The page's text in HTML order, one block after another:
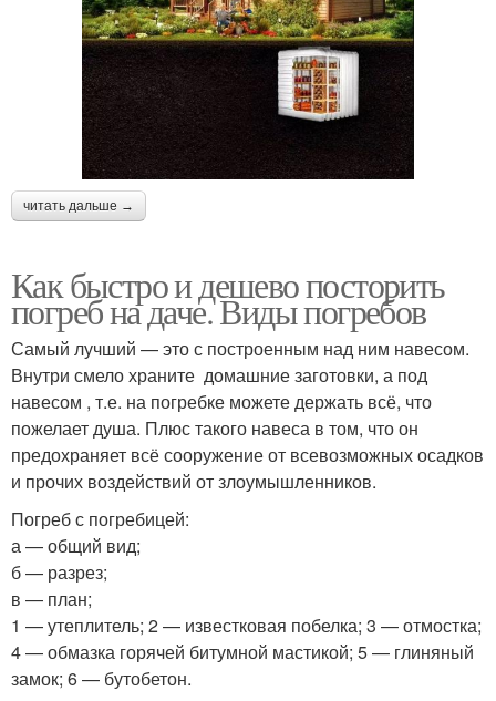
читать дальше →
Как быстро и дешево посторить
погреб на даче. Виды погребов
Самый лучший — это с построенным над ним навесом.
Внутри смело храните домашние заготовки, а под
навесом , т.е. на погребке можете держать всё, что
пожелает душа. Плюс такого навеса в том, что он
предохраняет всё сооружение от всевозможных осадков
и прочих воздействий от злоумышленников.
Погреб с погребицей:
а — общий вид;
б — разрез;
в — план;
1 — утеплитель; 2 — известковая побелка; 3 — отмостка;
4 — обмазка горячей битумной мастикой; 5 — глиняный
замок; 6 — бутобетон.